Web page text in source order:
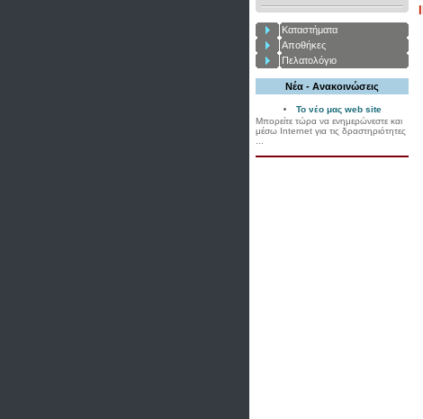
Καταστήματα
Αποθήκες
Πελατολόγιο
Νέα - Ανακοινώσεις
Το νέο μας web site
Μπορείτε τώρα να ενημερώνεστε και
μέσω Internet για τις δραστηριότητες